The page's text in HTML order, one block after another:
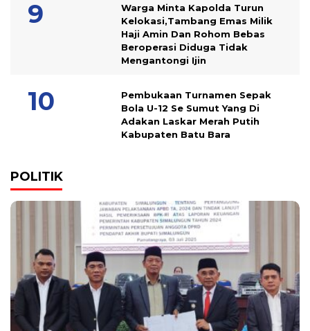
Warga Minta Kapolda Turun
Kelokasi,Tambang Emas Milik
Haji Amin Dan Rohom Bebas
Beroperasi Diduga Tidak
Mengantongi Ijin
Pembukaan Turnamen Sepak
Bola U-12 Se Sumut Yang Di
Adakan Laskar Merah Putih
Kabupaten Batu Bara
POLITIK